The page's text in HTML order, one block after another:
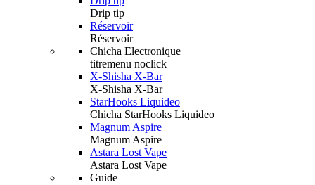
Drip tip
Réservoir
Réservoir
Chicha Electronique
titremenu noclick
X-Shisha X-Bar
X-Shisha X-Bar
StarHooks Liquideo
Chicha StarHooks Liquideo
Magnum Aspire
Magnum Aspire
Astara Lost Vape
Astara Lost Vape
Guide